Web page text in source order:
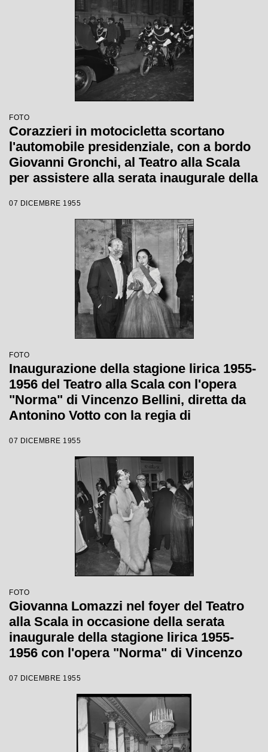
FOTO
Corazzieri in motocicletta scortano
l'automobile presidenziale, con a bordo
Giovanni Gronchi, al Teatro alla Scala
per assistere alla serata inaugurale della
"Norma" di Vincenzo Bellini, diretta da
Antonino Votto, con la regia di
Margherita Wallmann
07 DICEMBRE 1955
FOTO
Inaugurazione della stagione lirica 1955-
1956 del Teatro alla Scala con l'opera
"Norma" di Vincenzo Bellini, diretta da
Antonino Votto con la regia di
07 DICEMBRE 1955
FOTO
Giovanna Lomazzi nel foyer del Teatro
alla Scala in occasione della serata
inaugurale della stagione lirica 1955-
1956 con l'opera "Norma" di Vincenzo
regia di Margherita Wallmann
07 DICEMBRE 1955